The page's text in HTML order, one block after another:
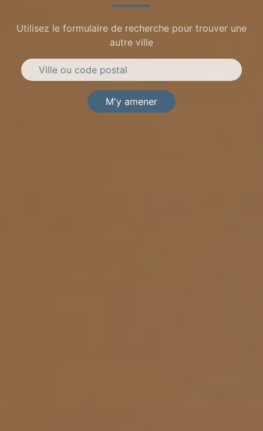
Utilisez le formulaire de recherche pour trouver une
autre ville
M'y amener